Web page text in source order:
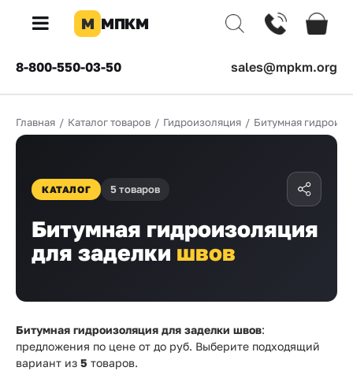
×
КОМПАНИЯ
Доставка
Оплата
Бренды
Прайс-
М МПКМ
8-800-550-03-50 sales@mpkm.org
Главная / Каталог товаров / Гидроизоляция / Битумная
КАТАЛОГ 5 товаров
Битумная гидроизоляция
для заделки швов
Битумная гидроизоляция для заделки швов:
предложения по цене от до руб. Выберите подходящий
вариант из 5 товаров.